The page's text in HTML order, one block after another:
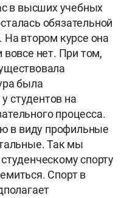
в высших учебных
обязательной
На втором курсе она
нет. При том,
была
студентов на
процесса.
в виду профильные
Так мы
спорту
Спорт в